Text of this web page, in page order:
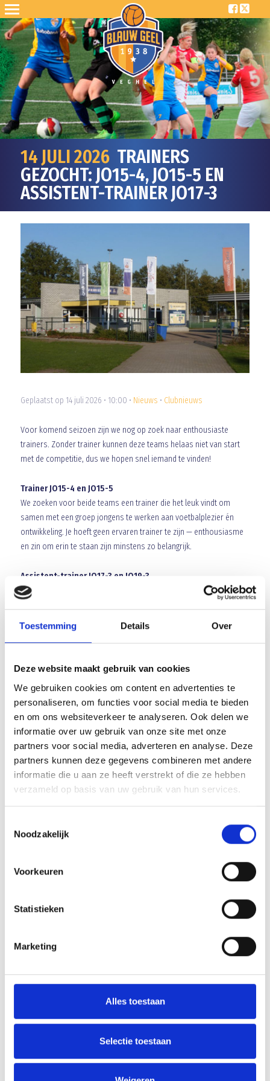
Toestemming Details Over
Deze website maakt gebruik van cookies
We gebruiken cookies om content en advertenties te
personaliseren, om functies voor social media te bieden
en om ons websiteverkeer te analyseren. Ook delen we
informatie over uw gebruik van onze site met onze
partners voor social media, adverteren en analyse. Deze
partners kunnen deze gegevens combineren met andere
informatie die u aan ze heeft verstrekt of die ze hebben
verzameld op basis van uw gebruik van hun services.
Noodzakelijk
Voorkeuren
Statistieken
Marketing
Alles toestaan
Selectie toestaan
14 JULI 2026TRAINERS
GEZOCHT: JO15-4, JO15-5 EN
ASSISTENT-TRAINER JO17-3
Geplaatst op 14 juli 2026 • 10:00 • Nieuws • Clubnieuws
Voor komend seizoen zijn we nog op zoek naar enthousiaste
trainers. Zonder trainer kunnen deze teams helaas niet van start
met de competitie, dus we hopen snel iemand te vinden!
Trainer JO15-4 en JO15-5
We zoeken voor beide teams een trainer die het leuk vindt om
samen met een groep jongens te werken aan voetbalplezier én
ontwikkeling. Je hoeft geen ervaren trainer te zijn — enthousiasme
en zin om erin te staan zijn minstens zo belangrijk.
Assistent-trainer JO17-3 en JO19-3
Daarnaast zoeken we een assistent-trainer voor JO17-3 en JO19-3,
al kent, en samen te bouwen aan een leuk en leerzaam seizoen
Neem contact op via groepsleider14-19@blauwgeel.nl.
Array
TwitterFacebookWhatsApp
Blauw Geel’38 neemt afscheid van Micah van Gulik
In memoriam Peter van Ravenstein
AANMELDEN LID
Groot onderhoud op ons sportpark
Overwinning op Mierlo Hout